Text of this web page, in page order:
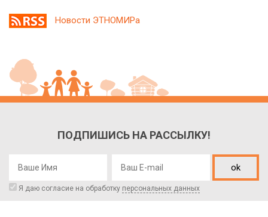
Новости ЭТНОМИРа
ПОДПИШИСЬ НА РАССЫЛКУ!
ok
Я даю согласие на обработку персональных данных